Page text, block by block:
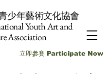
少年藝術文化協會
Youth Art and
Association
立即參賽 Participate Now